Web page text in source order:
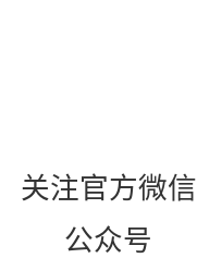
关注官方微信
公众号